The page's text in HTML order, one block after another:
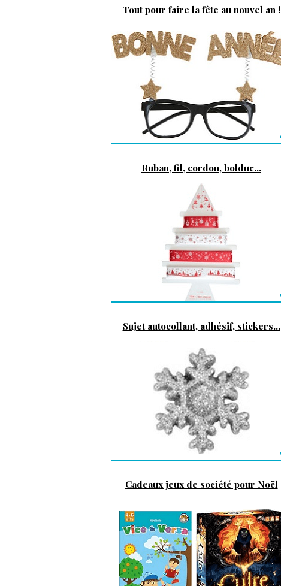
Tout pour faire la fête au nouvel an !
Ruban, fil, cordon, bolduc...
Sujet autocollant, adhésif, stickers...
Cadeaux jeux de société pour Noël